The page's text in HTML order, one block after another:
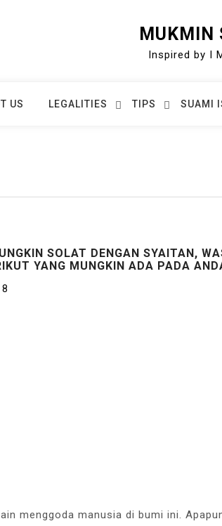
MUKMIN
Inspired by I
US LEGALITIES TIPS SUAMI
SOLAT DENGAN SYAITAN,
YANG MUNGKIN ADA PADA
menggoda manusia di bumi ini.